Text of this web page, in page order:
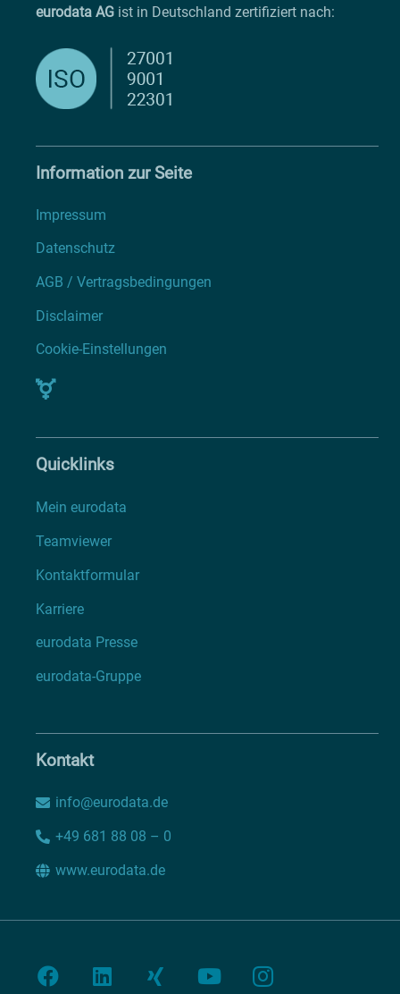
eurodata AG ist in Deutschland zertifiziert nach:
Information zur Seite
Impressum
Datenschutz
AGB / Vertragsbedingungen
Disclaimer
Cookie-Einstellungen
Quicklinks
Mein eurodata
Teamviewer
Kontaktformular
Karriere
eurodata Presse
eurodata-Gruppe
Kontakt
info@eurodata.de
+49 681 88 08 – 0
www.eurodata.de